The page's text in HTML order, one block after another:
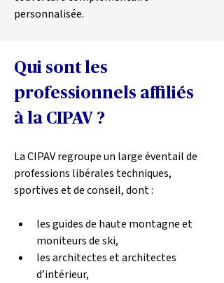
personnalisée.
Qui sont les
professionnels affiliés
à la CIPAV ?
La CIPAV regroupe un large éventail de
professions libérales techniques,
sportives et de conseil, dont :
les guides de haute montagne et
moniteurs de ski,
les architectes et architectes
d’intérieur,